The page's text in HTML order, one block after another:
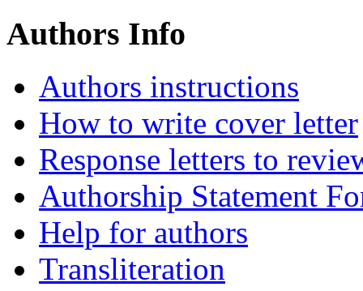
Authors Info
Authors instructions
How to write cover letter
Response letters to
Authorship Statement
Help for authors
Transliteration